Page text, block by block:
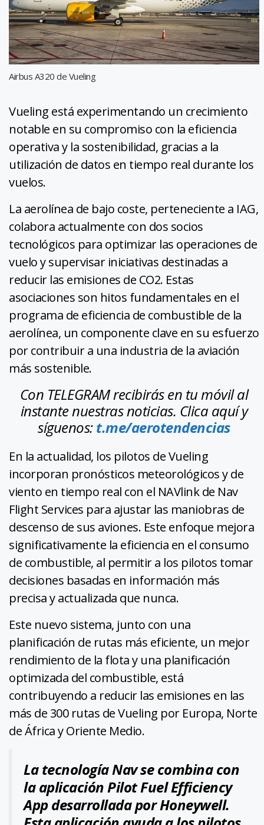
Airbus A320 de Vueling
Vueling está experimentando un crecimiento
notable en su compromiso con la eficiencia
operativa y la sostenibilidad, gracias a la
utilización de datos en tiempo real durante los
vuelos.
La aerolínea de bajo coste, perteneciente a IAG,
colabora actualmente con dos socios
tecnológicos para optimizar las operaciones de
vuelo y supervisar iniciativas destinadas a
reducir las emisiones de CO2. Estas
asociaciones son hitos fundamentales en el
programa de eficiencia de combustible de la
aerolínea, un componente clave en su esfuerzo
por contribuir a una industria de la aviación
más sostenible.
Con TELEGRAM recibirás en tu móvil al
instante nuestras noticias. Clica aquí y
síguenos:t.me/aerotendencias
En la actualidad, los pilotos de Vueling
incorporan pronósticos meteorológicos y de
viento en tiempo real con el NAVlink de Nav
Flight Services para ajustar las maniobras de
descenso de sus aviones. Este enfoque mejora
significativamente la eficiencia en el consumo
de combustible, al permitir a los pilotos tomar
decisiones basadas en información más
precisa y actualizada que nunca.
Este nuevo sistema, junto con una
planificación de rutas más eficiente, un mejor
rendimiento de la flota y una planificación
optimizada del combustible, está
contribuyendo a reducir las emisiones en las
más de 300 rutas de Vueling por Europa, Norte
de África y Oriente Medio.
La tecnología Nav se combina con
la aplicación Pilot Fuel Efficiency
Appdesarrollada por Honeywell.